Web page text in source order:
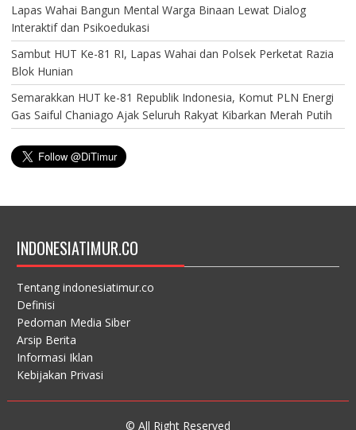
Lapas Wahai Bangun Mental Warga Binaan Lewat Dialog
Interaktif dan Psikoedukasi
Sambut HUT Ke-81 RI, Lapas Wahai dan Polsek Perketat Razia
Blok Hunian
Semarakkan HUT ke-81 Republik Indonesia, Komut PLN Energi
Gas Saiful Chaniago Ajak Seluruh Rakyat Kibarkan Merah Putih
INDONESIATIMUR.CO
Tentang indonesiatimur.co
Definisi
Pedoman Media Siber
Arsip Berita
Informasi Iklan
Kebijakan Privasi
© All Right Reserved